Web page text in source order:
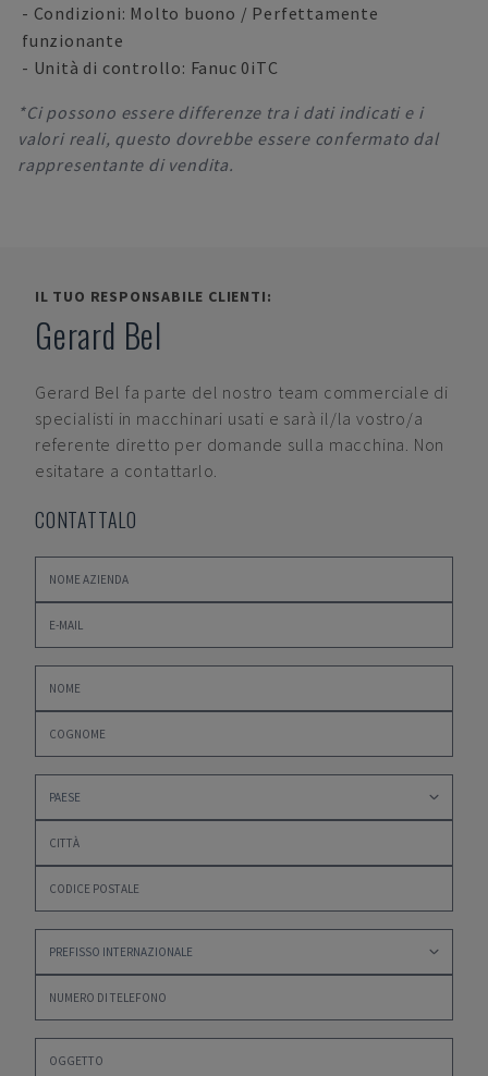
- Condizioni: Molto buono / Perfettamente
funzionante
- Unità di controllo: Fanuc 0iTC
*Ci possono essere differenze tra i dati indicati e i
valori reali, questo dovrebbe essere confermato dal
rappresentante di vendita.
IL TUO RESPONSABILE CLIENTI:
Gerard Bel
Gerard Bel fa parte del nostro team commerciale di
specialisti in macchinari usati e sarà il/la vostro/a
referente diretto per domande sulla macchina. Non
esitatare a contattarlo.
CONTATTALO